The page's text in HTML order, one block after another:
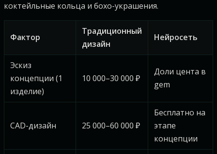
коктейльные кольца и бохо-украшения.
Фактор
Традиционный
дизайн
Нейросеть
Эскиз
концепции (1
изделие)
10 000–30 000 ₽
Доли цента в
gem
CAD-дизайн 25 000–60 000 ₽
Бесплатно на
этапе
концепции